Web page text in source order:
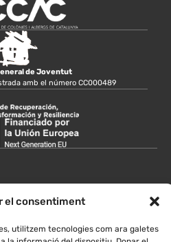
el consentiment
utilitzem tecnologies com ara galetes
de Joventut
amb el número CC000489